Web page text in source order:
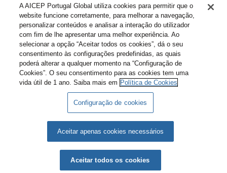
Livro Amarelo Eletrónico
Política de Privacidade Política de Cookies
A AICEP Portugal Global utiliza cookies para permitir que o
website funcione corretamente, para melhorar a navegação,
personalizar conteúdos e analisar a interação do utilizador
com fim de lhe apresentar uma melhor experiência. Ao
selecionar a opção “Aceitar todos os cookies”, dá o seu
consentimento às configurações predefinidas, as quais
poderá alterar a qualquer momento na “Configuração de
Cookies”. O seu consentimento para as cookies tem uma
vida útil de 1 ano. Saiba mais em Política de Cookies
Configuração de cookies
Aceitar apenas cookies necessários
Aceitar todos os cookies